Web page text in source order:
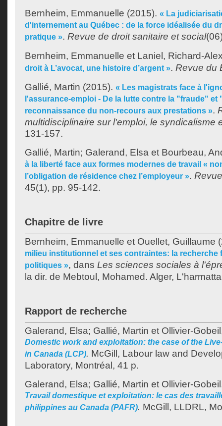
Bernheim, Emmanuelle (2015). « La
d'internement au Québec : de la force idéalisée du
pratique ». Revue de droit sanitaire et social
Bernheim, Emmanuelle et Laniel, Richard-
droit à L’avocat, une histoire d’argent ». Revue du
Gallié, Martin (2015). « Les magistrats face à
l'assurance-emploi - De la lutte contre la "fraude"
reconnaissance du non-recours aux prestations ».
multidisciplinaire sur l'emploi, le syndicalisme
131-157.
Gallié, Martin; Galerand, Elsa et Bourbeau,
à la liberté face aux formes modernes de travail «
l’obligation de résidence chez l’employeur ».
45(1), pp. 95-142.
Chapitre de livre
Bernheim, Emmanuelle et Ouellet, Guillaume
milieu institutionnel et ses contraintes: la recherche
politiques », dans Les sciences sociales à
la dir. de Mebtoul, Mohamed. Alger,
Rapport de recherche
Galerand, Elsa; Gallié, Martin et Ollivier-
Domestic work and exploitation: the case of the
in Canada (LCP). McGill, Labour law and
Laboratory, Montréal, 41 p.
Galerand, Elsa; Gallié, Martin et Ollivier-
Travail domestique et exploitation: le cas des
philippines au Canada (PAFR). McGill, LLDRL,